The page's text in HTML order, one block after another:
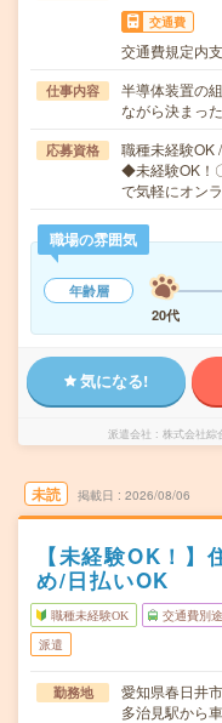
交通費
交通費規定内
仕事内容
半導体装置の
ながら決まっ
応募資格
職種未経験OK
◆未経験OK！
で気軽にオン
職場の雰囲気
年齢層
20代
気になる!
派遣会社 株式会社綜
未読 掲載日 2026/08/06
【未経験OK！】
め/日払いOK
職種未経験OK 交通費別
派遣
勤務地
愛知県春日井市
多治見駅から